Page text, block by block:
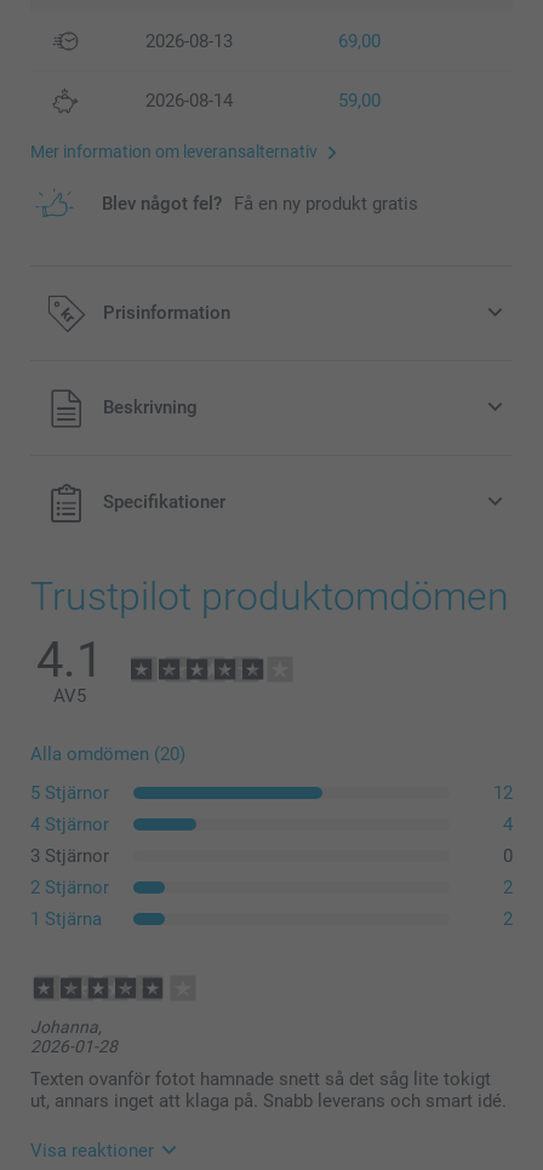
2026-08-13 69,00
2026-08-14 59,00
Mer information om leveransalternativ
Blev något fel? Få en ny produkt gratis
Prisinformation
Alla priser är i svenska kronor (SEK), inklusive moms och
exklusive porto.
Beskrivning
Specifikationer
Trustpilot produktomdömen
4.1
AV5
Alla omdömen (20)
5 Stjärnor
12
4 Stjärnor
4
3 Stjärnor
0
2 Stjärnor
2
1 Stjärna
2
Johanna,
2026-01-28
Texten ovanför fotot hamnade snett så det såg lite tokigt
ut, annars inget att klaga på. Snabb leverans och smart idé.
Visa reaktioner